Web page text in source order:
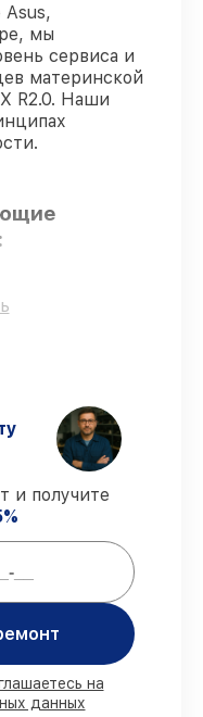
мы
сервиса и
материнской
R2.0. Наши
–
платы
после
и получите
на
данных